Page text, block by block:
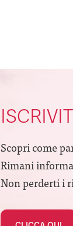
Scopri come
Rimani
Non perderti i